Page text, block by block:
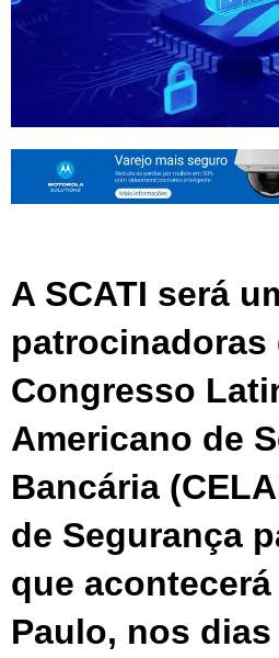
A SCATI será
patrocinadoras
Congresso
Americano de
Bancária
de Segurança
que acontecerá
Paulo, nos dias